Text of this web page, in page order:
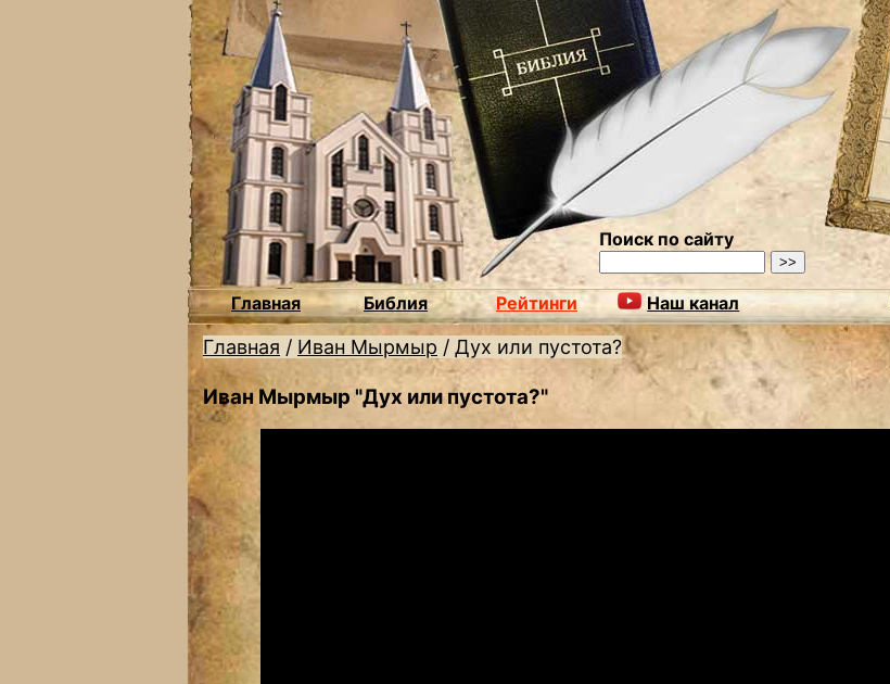
Поиск по сайту
Главная Библия Рейтинги Наш канал
Главная / Иван Мырмыр / Дух или пустота?
Иван Мырмыр "Дух или пустота?"